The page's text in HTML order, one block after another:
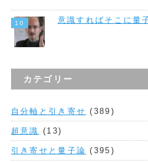
意識すればそこに量
カテゴリー
自分軸と引き寄せ (389)
超意識 (13)
引き寄せと量子論 (395)